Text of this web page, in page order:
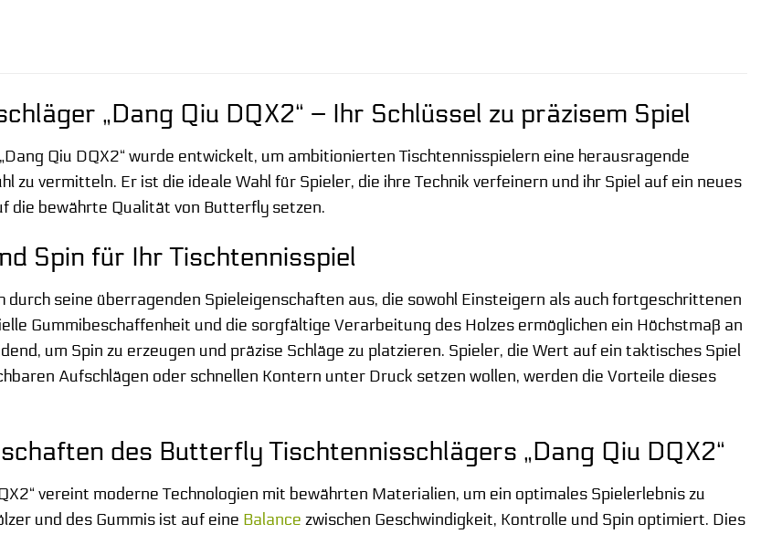
„Dang Qiu DQX2“ – Ihr Schlüssel zu präzisem Spiel
„Dang Qiu DQX2“ wurde entwickelt, um ambitionierten Tischtennisspielern eine herausragende
zu vermitteln. Er ist die ideale Wahl für Spieler, die ihre Technik verfeinern und ihr Spiel auf ein neues
die bewährte Qualität von Butterfly setzen.
Spin für Ihr Tischtennisspiel
durch seine überragenden Spieleigenschaften aus, die sowohl Einsteigern als auch fortgeschrittenen
Gummibeschaffenheit und die sorgfältige Verarbeitung des Holzes ermöglichen ein Höchstmaß an
um Spin zu erzeugen und präzise Schläge zu platzieren. Spieler, die Wert auf ein taktisches Spiel
Aufschlägen oder schnellen Kontern unter Druck setzen wollen, werden die Vorteile dieses
des Butterfly Tischtennisschlägers „Dang Qiu DQX2“
vereint moderne Technologien mit bewährten Materialien, um ein optimales Spielerlebnis zu
und des Gummis ist auf eine Balance zwischen Geschwindigkeit, Kontrolle und Spin optimiert. Dies